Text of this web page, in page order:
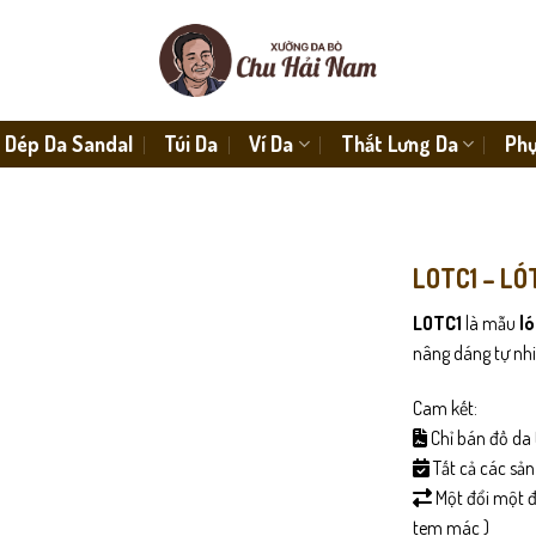
Dép Da Sandal Túi Da Ví Da Thắt Lưng Da
LOTC1 –
LOTC1 là mẫu
nâng dáng tự
Cam kết:
Chỉ bán đồ da
Tất cả các
Một đổi một
tem mác )